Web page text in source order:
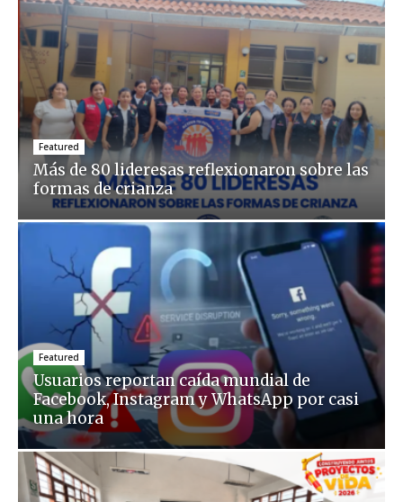
Featured
Más de 80 lideresas reflexionaron sobre las
formas de crianza
Featured
Usuarios reportan caída mundial de
Facebook, Instagram y WhatsApp por casi
una hora